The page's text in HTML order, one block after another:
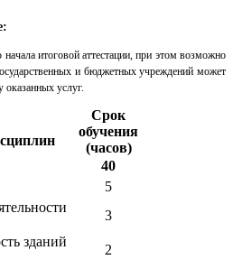
итоговой аттестации, при этом возможно
и бюджетных учреждений может
оказанных услуг.
Срок
обучения
(часов)
40
5
3
зданий
2